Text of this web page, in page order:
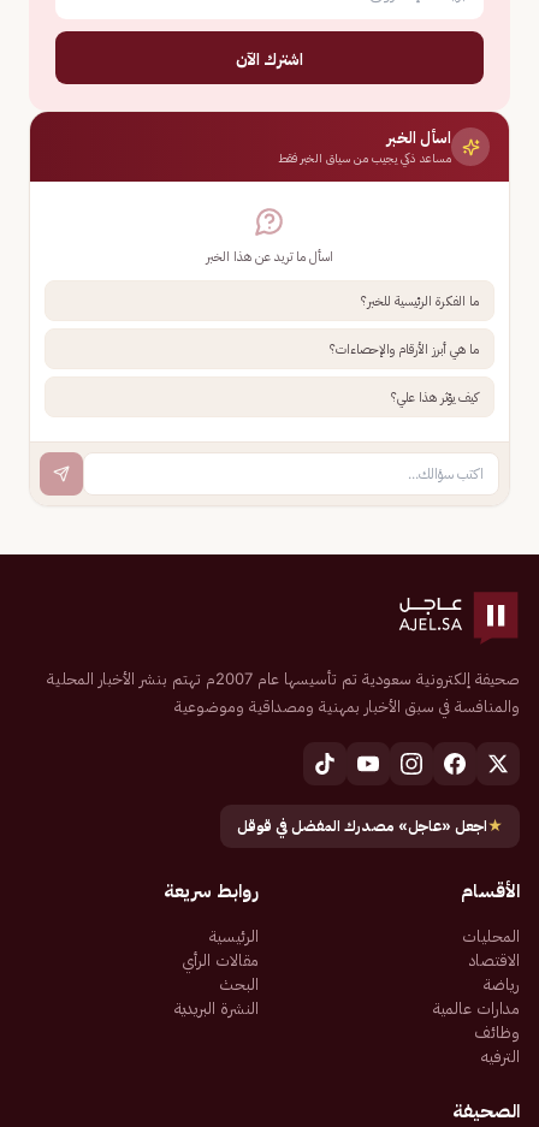
اشترك الآن
اسأل الخبر
مساعد ذكي يجيب من سياق الخبر فقط
اسأل ما تريد عن هذا الخبر
ما الفكرة الرئيسية للخبر؟
ما هي أبرز الأرقام والإحصاءات؟
كيف يؤثر هذا علي؟
صحيفة إلكترونية سعودية تم تأسيسها عام 2007م تهتم بنشر الأخبار المحلية
والمنافسة في سبق الأخبار بمهنية ومصداقية وموضوعية
★اجعل «عاجل» مصدرك المفضل في قوقل
الأقسام
المحليات
الاقتصاد
رياضة
مدارات عالمية
وظائف
الترفيه
روابط سريعة
الرئيسية
مقالات الرأي
البحث
النشرة البريدية
الصحيفة